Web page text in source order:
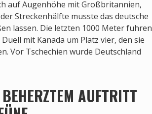
auf Augenhöhe mit Großbritannien,
Streckenhälfte musste das deutsche
lassen. Die letzten 1000 Meter fuhren
mit Kanada um Platz vier, den sie
Vor Tschechien wurde Deutschland
AUFTRITT